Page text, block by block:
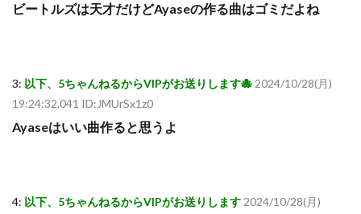
ビートルズは天才だけどAyaseの作る曲はゴミだよね
3: 以下、5ちゃんねるからVIPがお送りします🐙2024/10/28(月)
19:24:32.041 ID:JMUrSx1z0
Ayaseはいい曲作ると思うよ
4: 以下、5ちゃんねるからVIPがお送りします2024/10/28(月)